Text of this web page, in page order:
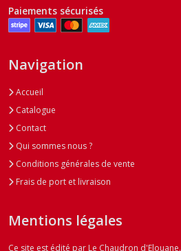
Paiements sécurisés
Navigation
Accueil
Catalogue
Contact
Qui sommes nous ?
Conditions générales de vente
Frais de port et livraison
Mentions légales
Ce site est édité par Le Chaudron d'Elouane.